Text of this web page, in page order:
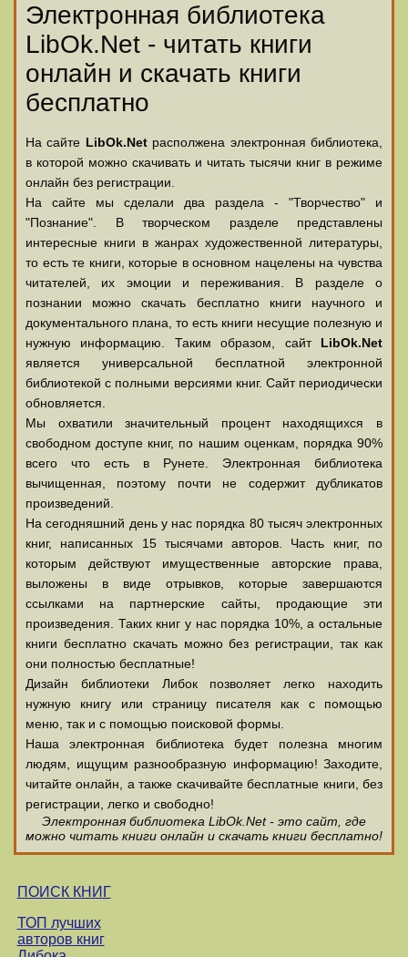
Электронная библиотека
LibOk.Net - читать книги
онлайн и скачать книги
бесплатно
На сайте LibOk.Netрасполжена электронная библиотека,
в которой можно скачивать и читать тысячи книг в режиме
онлайн без регистрации.
На сайте мы сделали два раздела - "Творчество" и
"Познание". В творческом разделе представлены
интересные книги в жанрах художественной литературы,
то есть те книги, которые в основном нацелены на чувства
читателей, их эмоции и переживания. В разделе о
познании можно скачать бесплатно книги научного и
документального плана, то есть книги несущие полезную и
нужную информацию. Таким образом, сайт LibOk.Net
является универсальной бесплатной электронной
библиотекой с полными версиями книг. Сайт периодически
обновляется.
Мы охватили значительный процент находящихся в
свободном доступе книг, по нашим оценкам, порядка 90%
всего что есть в Рунете. Электронная библиотека
вычищенная, поэтому почти не содержит дубликатов
произведений.
На сегодняшний день у нас порядка 80 тысяч электронных
книг, написанных 15 тысячами авторов. Часть книг, по
которым действуют имущественные авторские права,
выложены в виде отрывков, которые завершаются
ссылками на партнерские сайты, продающие эти
произведения. Таких книг у нас порядка 10%, а остальные
книги бесплатно скачать можно без регистрации, так как
они полностью бесплатные!
Дизайн библиотеки Либок позволяет легко находить
нужную книгу или страницу писателя как с помощью
меню, так и с помощью поисковой формы.
Наша электронная библиотека будет полезна многим
людям, ищущим разнообразную информацию! Заходите,
читайте онлайн, а также скачивайте бесплатные книги, без
регистрации, легко и свободно!
Электронная библиотека LibOk.Net - это сайт, где
можно читать книги онлайн и скачать книги бесплатно!
ПОИСК КНИГ
ТОП лучших
авторов книг